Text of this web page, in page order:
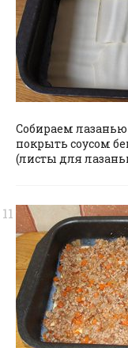
Собираем
покрыть соусом
(листы для